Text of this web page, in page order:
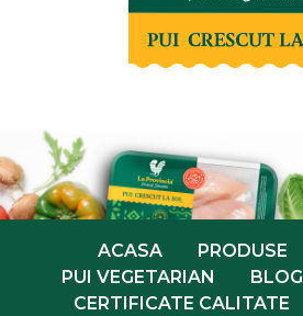
ACASA PRODUSE
PUI VEGETARIAN
BLOG
CERTIFICATE CALITATE